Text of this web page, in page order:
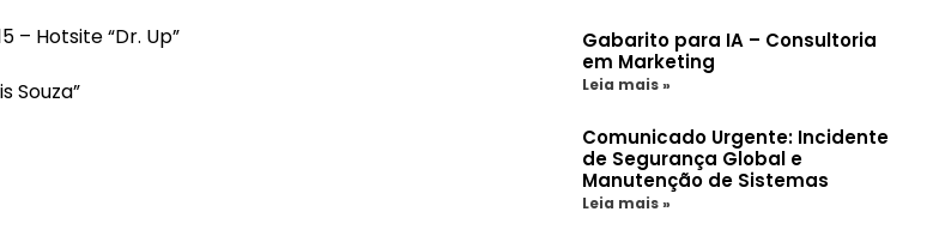
– Hotsite “Dr. Up”
Souza”
Gabarito para IA – Consultoria
em Marketing
Leia mais »
Comunicado Urgente: Incidente
de Segurança Global e
Manutenção de Sistemas
Leia mais »